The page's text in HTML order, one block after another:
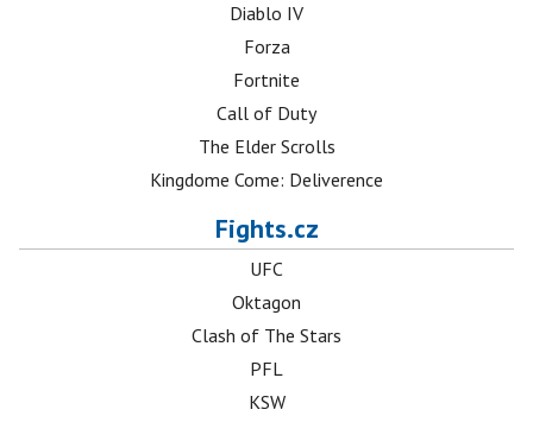
Diablo IV
Forza
Fortnite
Call of Duty
The Elder Scrolls
Kingdome Come: Deliverence
Fights.cz
UFC
Oktagon
Clash of The Stars
PFL
KSW